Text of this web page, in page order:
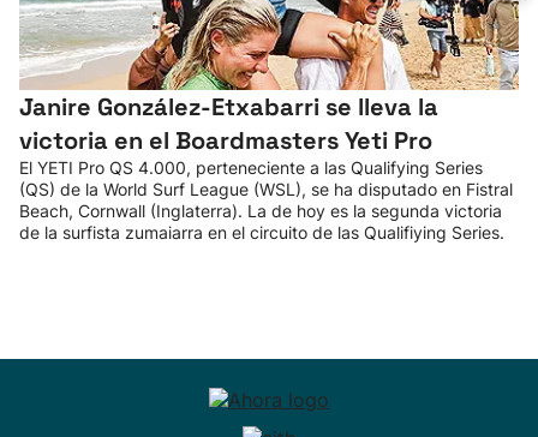
Janire González-Etxabarri se lleva la
victoria en el Boardmasters Yeti Pro
El YETI Pro QS 4.000, perteneciente a las Qualifying Series
(QS) de la World Surf League (WSL), se ha disputado en Fistral
Beach, Cornwall (Inglaterra). La de hoy es la segunda victoria
de la surfista zumaiarra en el circuito de las Qualifiying Series.